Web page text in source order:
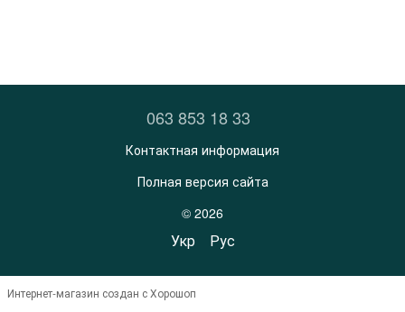
063 853 18 33
Контактная информация
Полная версия сайта
© 2026
Укр Рус
Интернет-магазин создан с Хорошоп